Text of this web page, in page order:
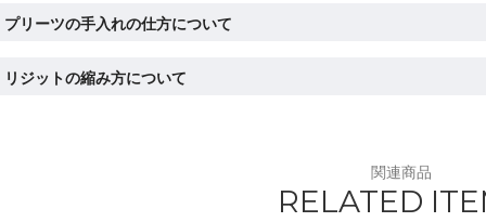
プリーツの手入れの仕方について
リジットの縮み方について
関連商品
RELATED